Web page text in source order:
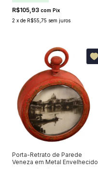
R$105,93 com Pix
2 x de R$55,75 sem juros
Porta-Retrato de Parede
Veneza em Metal Envelhecido